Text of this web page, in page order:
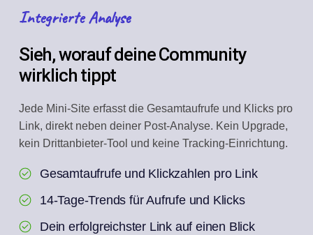
Integrierte Analyse
Sieh, worauf deine Community
wirklich tippt
Jede Mini-Site erfasst die Gesamtaufrufe und Klicks pro
Link, direkt neben deiner Post-Analyse. Kein Upgrade,
kein Drittanbieter-Tool und keine Tracking-Einrichtung.
Gesamtaufrufe und Klickzahlen pro Link
14-Tage-Trends für Aufrufe und Klicks
Dein erfolgreichster Link auf einen Blick